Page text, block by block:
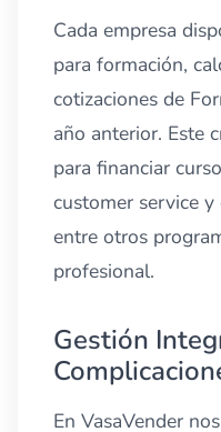
Cada empresa
para formación,
cotizaciones de
año anterior. Este
para financiar
customer service
entre otros
profesional.
Gestión
En VasaVender